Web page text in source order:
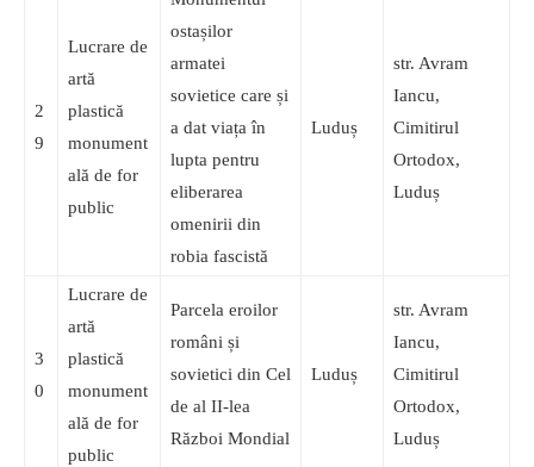
2
9
Lucrare de
artă
plastică
monument
ală de for
public
ostașilor
armatei
sovietice care și
a dat viața în
lupta pentru
eliberarea
omenirii din
robia fascistă
Luduș
str. Avram
Iancu,
Cimitirul
Ortodox,
Luduș
3
0
Lucrare de
artă
plastică
monument
ală de for
public
Parcela eroilor
români și
sovietici din Cel
de al II-lea
Război Mondial
Luduș
str. Avram
Iancu,
Cimitirul
Ortodox,
Luduș